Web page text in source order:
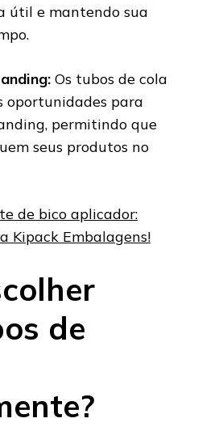
útil e mantendo sua
Os tubos de cola
oportunidades para
permitindo que
seus produtos no
de bico aplicador:
Kipack Embalagens!
de